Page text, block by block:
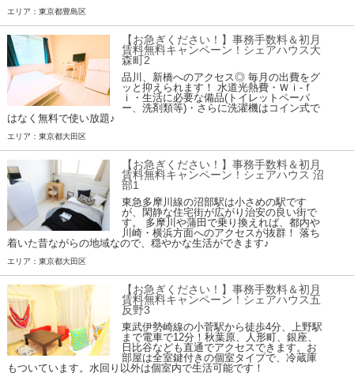
エリア：東京都豊島区
【お急ぎください！】事務手数料＆初月
賃料無料キャンペーン！シェアハウス大
森町2
品川、新橋へのアクセス◎ 毎月の出費をグ
ッと抑えられます！ 水道光熱費・Ｗｉ-ｆ
ｉ・生活に必要な備品(トイレットペーパ
ー、洗剤類等)・さらに洗濯機はコイン式で
はなく無料で使い放題♪
エリア：東京都大田区
【お急ぎください！】事務手数料＆初月
賃料無料キャンペーン！シェアハウス 沼
部1
東急多摩川線の沼部駅は小さめの駅です
が、閑静な住宅街が広がり治安の良い街で
す。 多摩川や蒲田で乗り換えれば、都内や
川崎・横浜方面へのアクセスが抜群！ 落ち
着いた昔ながらの地域なので、穏やかな生活ができます♪
エリア：東京都大田区
【お急ぎください！】事務手数料＆初月
賃料無料キャンペーン！シェアハウス五
反野3
東武伊勢崎線の小菅駅から徒歩4分、上野駅
まで電車で12分！秋葉原、人形町、銀座、
日比谷なども直通でアクセスできます。お
部屋は全室鍵付きの個室タイプで、冷蔵庫
もついています。水回り以外は個室内で生活可能です！